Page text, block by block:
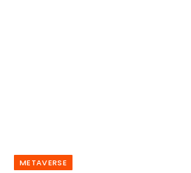
METAVERSE